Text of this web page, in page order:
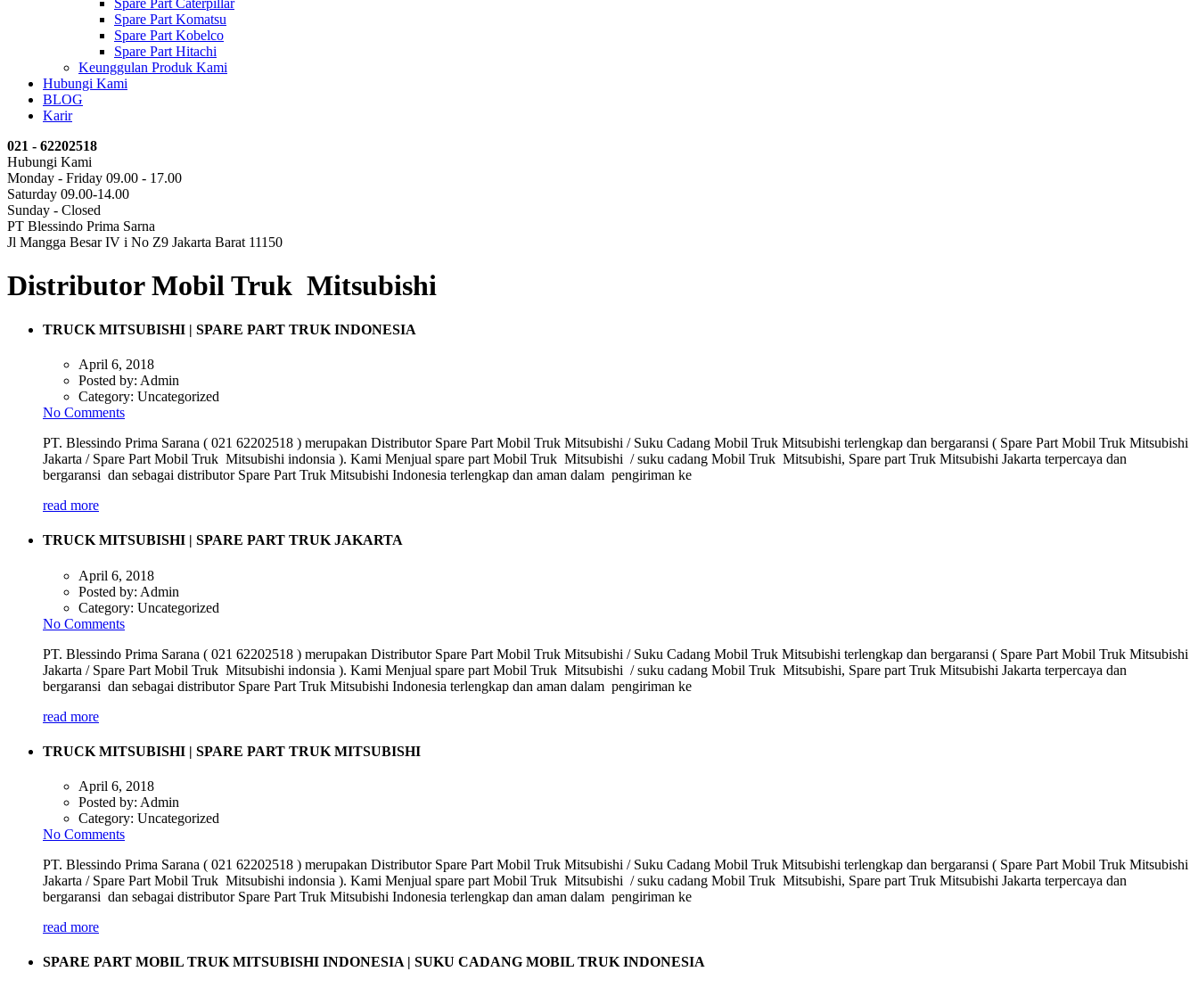
Spare Part Caterpillar
Spare Part Komatsu
Spare Part Kobelco
Spare Part Hitachi
Keunggulan Produk Kami
Hubungi Kami
BLOG
Karir
021 - 62202518
Hubungi Kami
Monday - Friday 09.00 - 17.00
Saturday 09.00-14.00
Sunday - Closed
PT Blessindo Prima Sarna
Jl Mangga Besar IV i No Z9 Jakarta Barat 11150
Distributor Mobil Truk Mitsubishi
TRUCK MITSUBISHI | SPARE PART TRUK INDONESIA
April 6, 2018
Posted by: Admin
Category: Uncategorized
No Comments
PT. Blessindo Prima Sarana ( 021 62202518 ) merupakan Distributor Spare Part Mobil Truk Mitsubishi / Suku Cadang Mobil Truk Mitsubishi terlengkap dan bergaransi ( Spare Part Mobil Truk Mitsubishi
Jakarta / Spare Part Mobil Truk Mitsubishi indonsia ). Kami Menjual spare part Mobil Truk Mitsubishi / suku cadang Mobil Truk Mitsubishi, Spare part Truk Mitsubishi Jakarta terpercaya dan
bergaransi dan sebagai distributor Spare Part Truk Mitsubishi Indonesia terlengkap dan aman dalam pengiriman ke
read more
TRUCK MITSUBISHI | SPARE PART TRUK JAKARTA
April 6, 2018
Posted by: Admin
Category: Uncategorized
No Comments
PT. Blessindo Prima Sarana ( 021 62202518 ) merupakan Distributor Spare Part Mobil Truk Mitsubishi / Suku Cadang Mobil Truk Mitsubishi terlengkap dan bergaransi ( Spare Part Mobil Truk Mitsubishi
Jakarta / Spare Part Mobil Truk Mitsubishi indonsia ). Kami Menjual spare part Mobil Truk Mitsubishi / suku cadang Mobil Truk Mitsubishi, Spare part Truk Mitsubishi Jakarta terpercaya dan
bergaransi dan sebagai distributor Spare Part Truk Mitsubishi Indonesia terlengkap dan aman dalam pengiriman ke
read more
TRUCK MITSUBISHI | SPARE PART TRUK MITSUBISHI
April 6, 2018
Posted by: Admin
Category: Uncategorized
No Comments
PT. Blessindo Prima Sarana ( 021 62202518 ) merupakan Distributor Spare Part Mobil Truk Mitsubishi / Suku Cadang Mobil Truk Mitsubishi terlengkap dan bergaransi ( Spare Part Mobil Truk Mitsubishi
Jakarta / Spare Part Mobil Truk Mitsubishi indonsia ). Kami Menjual spare part Mobil Truk Mitsubishi / suku cadang Mobil Truk Mitsubishi, Spare part Truk Mitsubishi Jakarta terpercaya dan
bergaransi dan sebagai distributor Spare Part Truk Mitsubishi Indonesia terlengkap dan aman dalam pengiriman ke
read more
SPARE PART MOBIL TRUK MITSUBISHI INDONESIA | SUKU CADANG MOBIL TRUK INDONESIA